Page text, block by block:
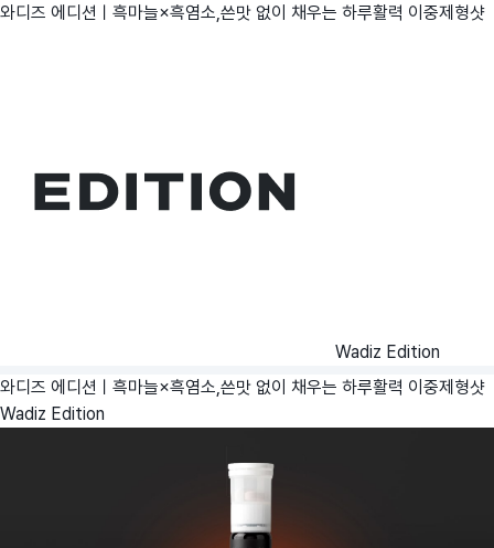
와디즈 에디션ㅣ흑마늘×흑염소,쓴맛 없이 채우는 하루활력 이중제형샷
Wadiz Edition
와디즈 에디션ㅣ흑마늘×흑염소,쓴맛 없이 채우는 하루활력 이중제형샷
Wadiz Edition